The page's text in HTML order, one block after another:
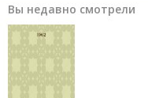
Вы недавно смотрели